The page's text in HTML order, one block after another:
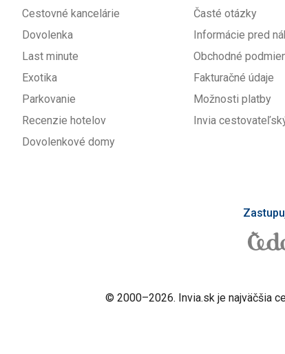
Cestovné kancelárie
Dovolenka
Last minute
Exotika
Parkovanie
Recenzie hotelov
Dovolenkové domy
Časté otázky
Informácie pred
Obchodné
Fakturačné údaje
Možnosti platby
Invia
© 2000–2026. Invia.sk je najväčšia